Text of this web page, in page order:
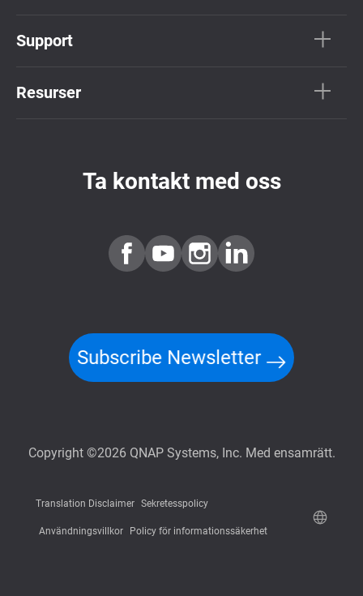
Support
Resurser
Ta kontakt med oss
Subscribe Newsletter
Copyright ©2026 QNAP Systems, Inc. Med ensamrätt.
Translation Disclaimer Sekretesspolicy
Användningsvillkor Policy för informationssäkerhet